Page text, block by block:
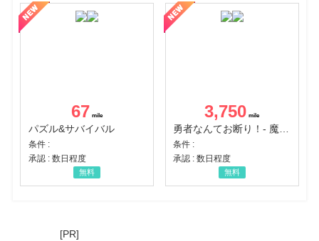
67
パズル&サバイバル
条件 :
承認 : 数日程度
無料
3,750
条件 :
承認 : 数日程度
無料
[PR]